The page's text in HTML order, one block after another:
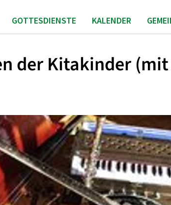
GOTTESDIENSTE KALENDER
der Kitakinder (mit